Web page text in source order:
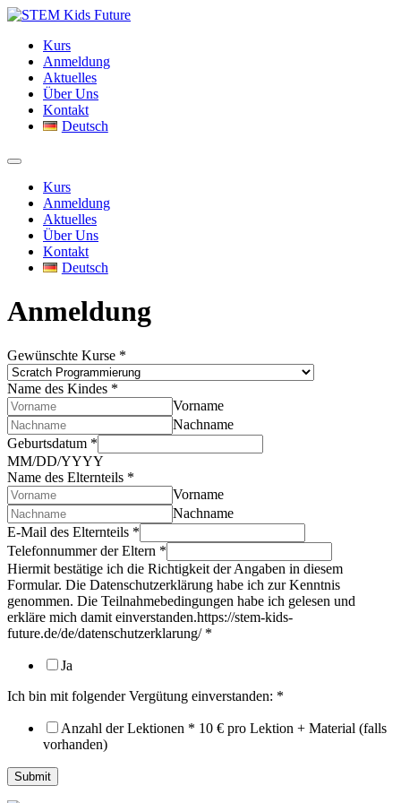
Zum
springenKurs
Anmeldung
Aktuelles
Über Uns
Kontakt
Deutsch
Kurs
Anmeldung
Aktuelles
Über Uns
Kontakt
Deutsch
Anmeldung
Gewünschte Kurse *
Name des Kindes *
Vorname
Nachname
Geburtsdatum *
MM/DD/YYYY
Name des Elternteils *
Vorname
Nachname
E-Mail des Elternteils *
Gewünschte
Kindes
Telefonnummer der Eltern *
Hiermit bestätige ich die Richtigkeit der Angaben in diesem
Formular. Die Datenschutzerklärung habe ich zur Kenntnis
genommen. Die Teilnahmebedingungen habe ich gelesen und
erkläre mich damit einverstanden.https://stem-kids-
future.de/de/datenschutzerklarung/ *
Ja
Ich bin mit folgender Vergütung einverstanden: *
Anzahl der Lektionen * 10 € pro Lektion + Material (falls
vorhanden)
Submit